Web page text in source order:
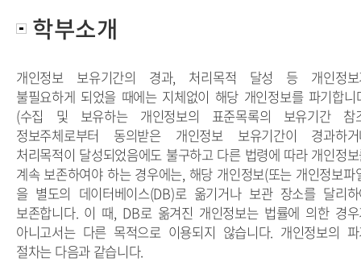
학부소개
개인정보 보유기간의 경과, 처리목적 달성 등 개인정보
불필요하게 되었을 때에는 지체없이 해당 개인정보를 파기합니
(수집 및 보유하는 개인정보의 표준목록의 보유기간 참
정보주체로부터 동의받은 개인정보 보유기간이 경과하거
처리목적이 달성되었음에도 불구하고 다른 법령에 따라 개인정
계속 보존하여야 하는 경우에는, 해당 개인정보(또는 개인정보파
을 별도의 데이터베이스(DB)로 옮기거나 보관 장소를 달리
보존합니다. 이 때, DB로 옮겨진 개인정보는 법률에 의한 경
아니고서는 다른 목적으로 이용되지 않습니다. 개인정보의
절차는 다음과 같습니다.